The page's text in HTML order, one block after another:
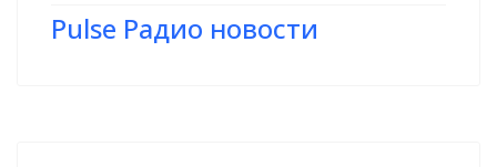
Pulse Радио новости